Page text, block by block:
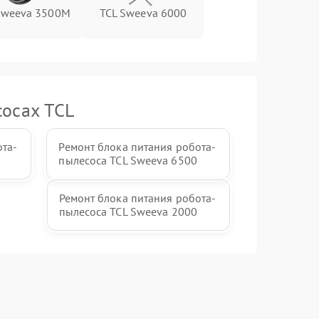
3500M TCL Sweeva 6000
TCL
Ремонт блока питания робота-
пылесоса TCL Sweeva 6500
Ремонт блока питания робота-
пылесоса TCL Sweeva 2000